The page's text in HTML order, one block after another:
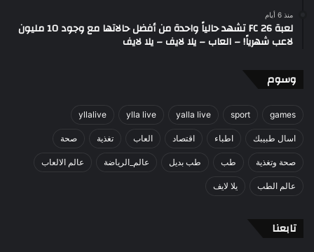
منذ 6 أيام
لعبة FC 26 تشهد حالياً واحدة من أفضل حالاتها مع وجود 10 مليون
لاعب شهرياً! – العاب – يلا لايف – يلا لايف
وسوم
games
sport
yalla live
ylla live
yllalive
اسال طبيبك اطباء اقتصاد العاب تغذية صحة
صحة وتغذية طب طب بديل عالم_الرياضة عالم الالعاب
عالم الطب يلا لايف
تابعنا